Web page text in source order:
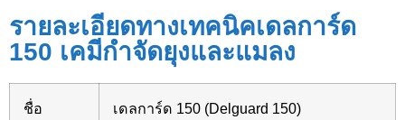
รายละเอียดทางเทคนิคเดลการ์ด
150 เคมีกำจัดยุงและแมลง
ชื่อ
เดลการ์ด 150 (Delguard 150)